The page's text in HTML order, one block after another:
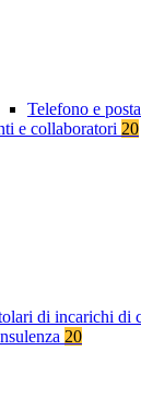
Telefono e
e collaboratori 20
di incarichi di
20